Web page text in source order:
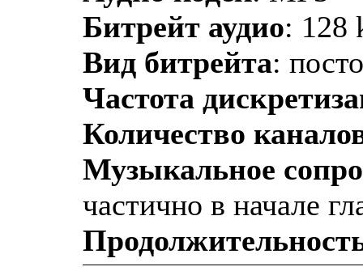
Битрейт аудио: 128
Вид битрейта:
Частота
Количество
Музыкальное
частично в начале